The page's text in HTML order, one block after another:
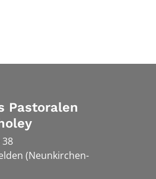
Pastoralen
(Neunkirchen-